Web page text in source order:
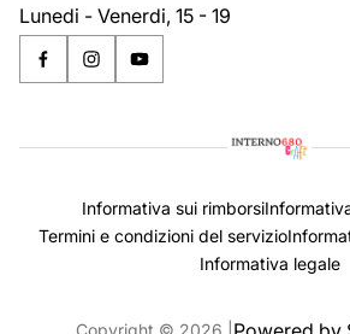
Lunedi - Venerdi, 15 - 19
Informativa sui rimborsi
Termini e condizioni del servizio
Informativa legale
Copyright © 2026.